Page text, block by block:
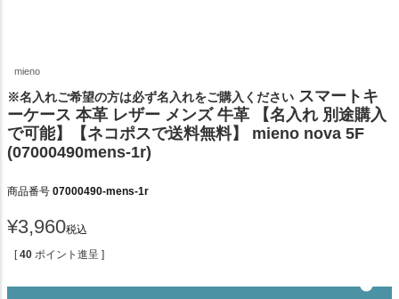
mieno
※名入れご希望の方は必ず名入れをご購入ください スマートキ
ーケース 本革 レザー メンズ 牛革 【名入れ 別途購入
で可能】【ネコポスで送料無料】 mieno nova 5F
(07000490mens-1r)
商品番号 07000490-mens-1r
¥3,960税込
[ 40 ポイント進呈 ]